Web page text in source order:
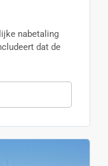
nabetaling
dat de